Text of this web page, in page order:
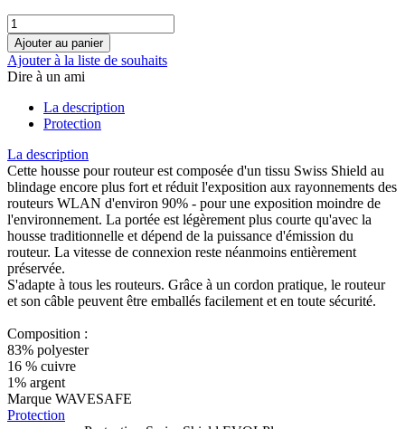
Ajouter à la liste de souhaits
Dire à un ami
La description
Protection
La description
Cette housse pour routeur est composée d'un tissu Swiss Shield au
blindage encore plus fort et réduit l'exposition aux rayonnements des
routeurs WLAN d'environ 90% - pour une exposition moindre de
l'environnement. La portée est légèrement plus courte qu'avec la
housse traditionnelle et dépend de la puissance d'émission du
routeur. La vitesse de connexion reste néanmoins entièrement
préservée.
S'adapte à tous les routeurs. Grâce à un cordon pratique, le routeur
et son câble peuvent être emballés facilement et en toute sécurité.
Composition :
83% polyester
16 % cuivre
1% argent
Marque WAVESAFE
Protection